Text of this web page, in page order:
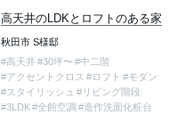
高天井のLDKとロフトのある家
秋田市 S様邸
#高天井 #30坪〜 #中二階
#アクセントクロス #ロフト #モダン
#スタイリッシュ #リビング階段
#3LDK #全館空調 #造作洗面化粧台